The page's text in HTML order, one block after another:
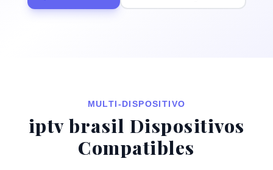
MULTI-DISPOSITIVO
iptv brasil Dispositivos
Compatibles